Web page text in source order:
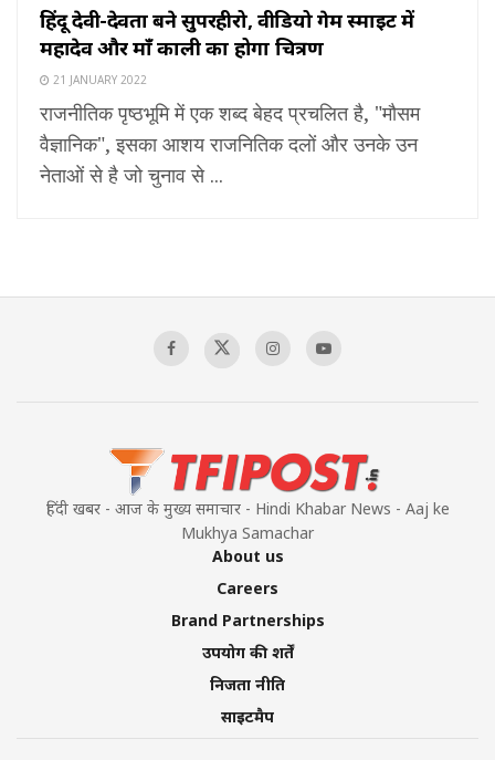
हिंदू देवी-देवता बने सुपरहीरो, वीडियो गेम स्माइट में
महादेव और माँ काली का होगा चित्रण
21 JANUARY 2022
राजनीतिक पृष्ठभूमि में एक शब्द बेहद प्रचलित है, "मौसम
वैज्ञानिक", इसका आशय राजनितिक दलों और उनके उन
नेताओं से है जो चुनाव से ...
हिंदी खबर - आज के मुख्य समाचार - Hindi Khabar News - Aaj ke
Mukhya Samachar
About us
Careers
Brand Partnerships
उपयोग की शर्तें
निजता नीति
साइटमैप